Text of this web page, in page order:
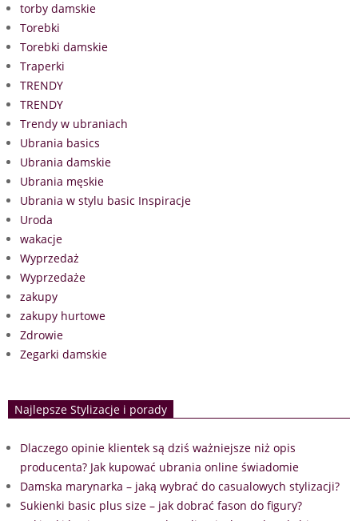
torby damskie
Torebki
Torebki damskie
Traperki
TRENDY
TRENDY
Trendy w ubraniach
Ubrania basics
Ubrania damskie
Ubrania męskie
Ubrania w stylu basic Inspiracje
Uroda
wakacje
Wyprzedaż
Wyprzedaże
zakupy
zakupy hurtowe
Zdrowie
Zegarki damskie
Najlepsze Stylizacje i porady
Dlaczego opinie klientek są dziś ważniejsze niż opis
producenta? Jak kupować ubrania online świadomie
Damska marynarka – jaką wybrać do casualowych stylizacji?
Sukienki basic plus size – jak dobrać fason do figury?